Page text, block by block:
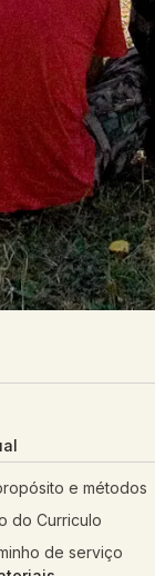
e métodos
do Curriculo
de serviço